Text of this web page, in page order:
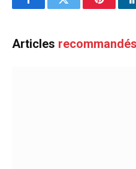
FacebookTwitter Pinterest
Articles recommandés